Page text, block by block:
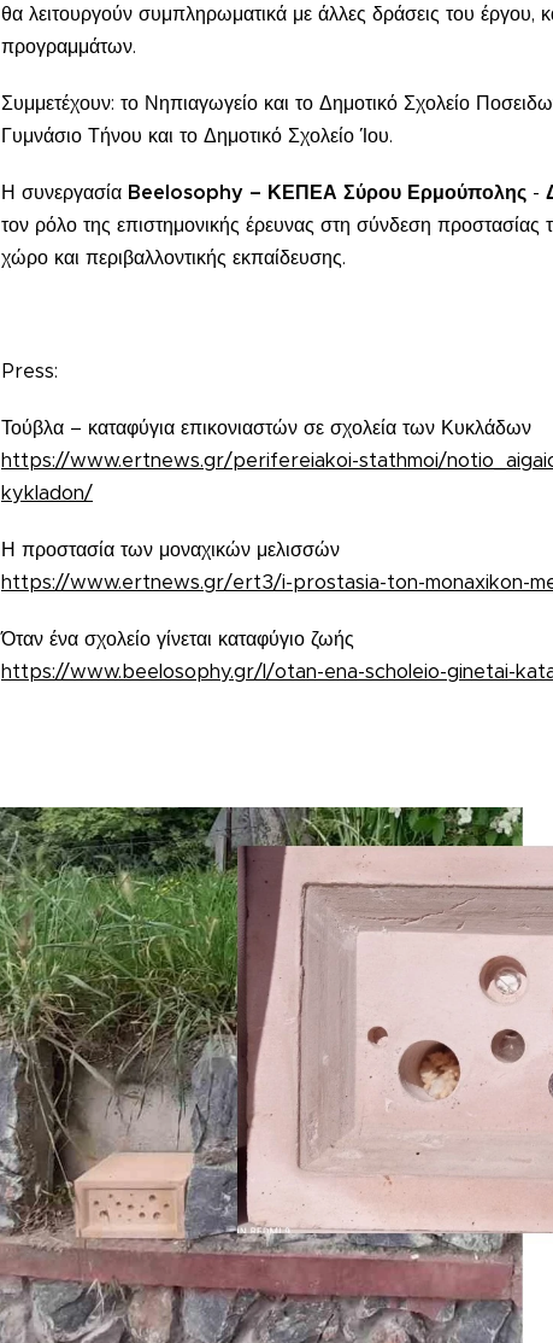
θα λειτουργούν συμπληρωματικά με άλλες δράσεις του
προγραμμάτων.
Συμμετέχουν: το Νηπιαγωγείο και το Δημοτικό Σχολείο
Γυμνάσιο Τήνου και το Δημοτικό Σχολείο Ίου.
Η συνεργασία Beelosophy – ΚΕΠΕΑ Σύρου Ερμούπολης -
τον ρόλο της επιστημονικής έρευνας στη σύνδεση προστασίας
χώρο και περιβαλλοντικής εκπαίδευσης.
Press:
Τούβλα – καταφύγια επικονιαστών σε σχολεία των Κυκλάδων
https://www.ertnews.gr/perifereiakoi-stathmoi/
kykladon/
Η προστασία των μοναχικών μελισσών
https://www.ertnews.gr/ert3/i-prostasia-ton-monaxikon-
Όταν ένα σχολείο γίνεται καταφύγιο ζωής
https://www.beelosophy.gr/l/otan-ena-scholeio-ginetai-